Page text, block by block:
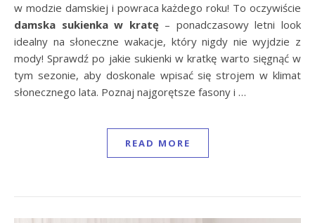
w modzie damskiej i powraca każdego roku! To oczywiście
damska sukienka w kratę– ponadczasowy letni look
idealny na słoneczne wakacje, który nigdy nie wyjdzie z
mody! Sprawdź po jakie sukienki w kratkę warto sięgnąć w
tym sezonie, aby doskonale wpisać się strojem w klimat
słonecznego lata. Poznaj najgorętsze fasony i …
READ MORE